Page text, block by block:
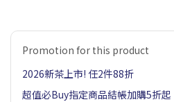
Promotion for this product
2026新茶上市! 任2件88折
超值必Buy指定商品結帳加購5折起